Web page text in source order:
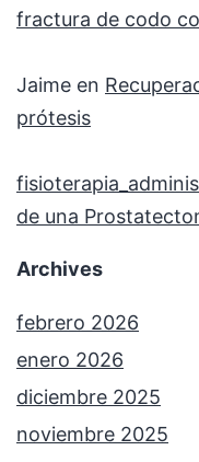
fractura de codo
Jaime en
prótesis
de una
Archives
febrero 2026
enero 2026
diciembre 2025
noviembre 2025